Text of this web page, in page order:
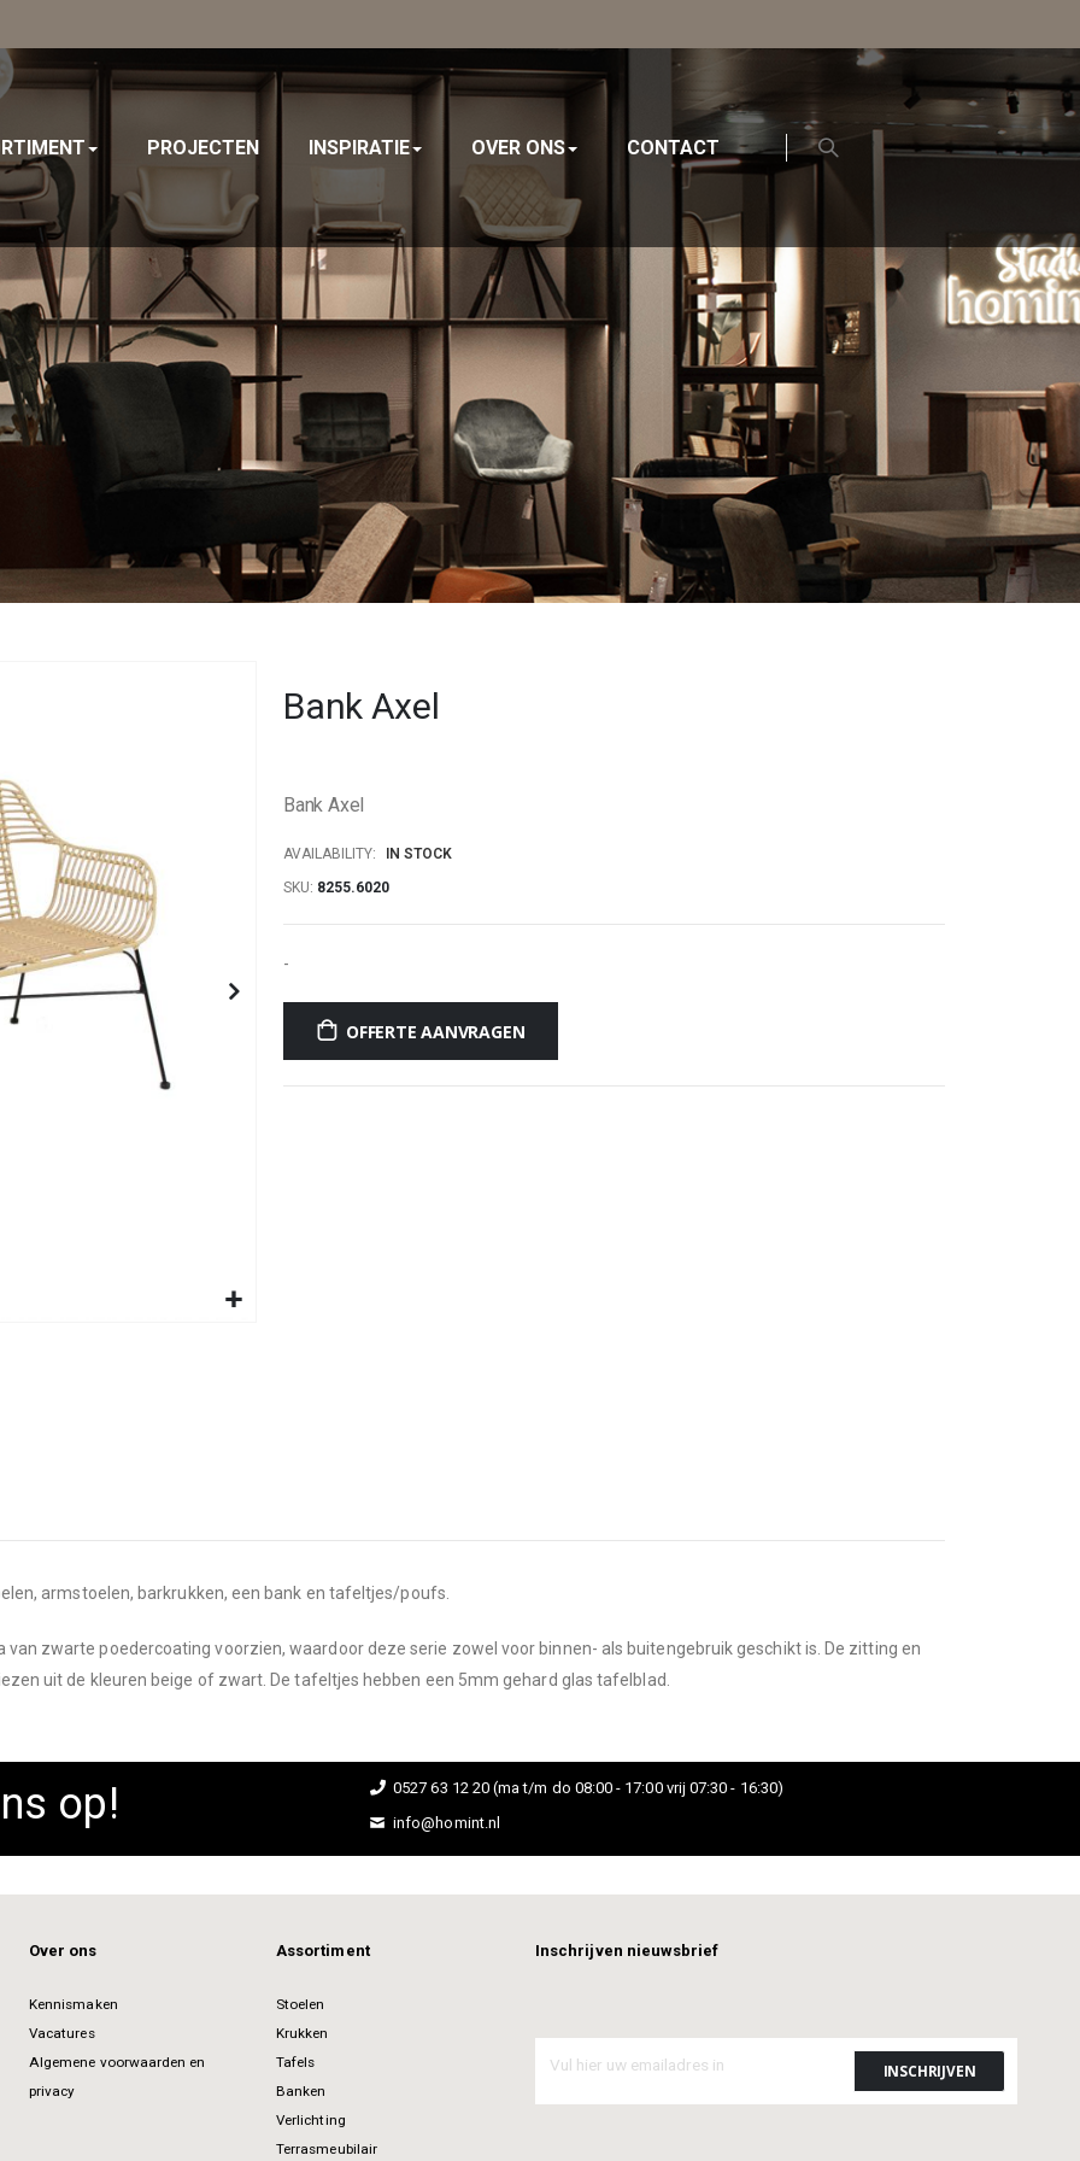
PROJECTEN INSPIRATIE OVER ONS CONTACT
Bank Axel
Bank Axel
AVAILABILITY:
IN STOCK
SKU 8255.6020
-
OFFERTE AANVRAGEN
armstoelen, barkrukken, een bank en tafeltjes/poufs.
zwarte poedercoating voorzien, waardoor deze serie zowel voor binnen- als buitengebruik geschikt is. De zitting en
uit de kleuren beige of zwart. De tafeltjes hebben een 5mm gehard glas tafelblad.
op!
0527 63 12 20 (ma t/m do 08:00 - 17:00 vrij 07:30 - 16:30)
info@homint.nl
Over ons
Kennismaken
Vacatures
Algemene voorwaarden en
privacy
Assortiment
Stoelen
Krukken
Tafels
Banken
Verlichting
Terrasmeubilair
Inschrijven nieuwsbrief